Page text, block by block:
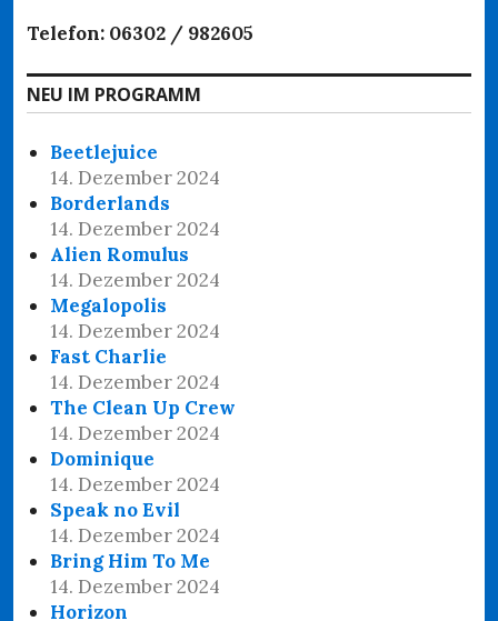
Telefon: 06302 / 982605
NEU IM PROGRAMM
Beetlejuice
14. Dezember 2024
Borderlands
14. Dezember 2024
Alien Romulus
14. Dezember 2024
Megalopolis
14. Dezember 2024
Fast Charlie
14. Dezember 2024
The Clean Up Crew
14. Dezember 2024
Dominique
14. Dezember 2024
Speak no Evil
14. Dezember 2024
Bring Him To Me
14. Dezember 2024
Horizon